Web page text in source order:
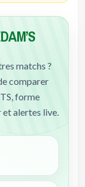
matchs ?
comparer
forme
alertes live.